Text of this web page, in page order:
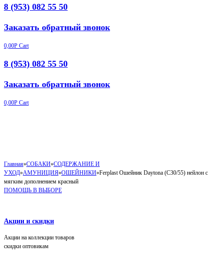
8 (953) 082 55 50
Заказать обратный звонок
0,00Р Cart
8 (953) 082 55 50
Заказать обратный звонок
0,00Р Cart
Главная»СОБАКИ»СОДЕРЖАНИЕ И
УХОД»АМУНИЦИЯ»ОШЕЙНИКИ»Ferplast Ошейник Daytona (C30/55) нейлон с
мягким дополнением красный
ПОМОЩЬ В ВЫБОРЕ
Акции и скидки
Акции на коллекции товаров
скидки оптовикам